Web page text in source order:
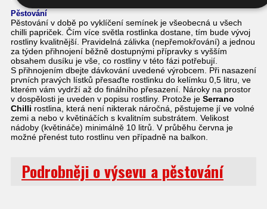
Pěstování
Pěstování v době po vyklíčení semínek je všeobecná u všech
chilli papriček. Čím více světla rostlinka dostane, tím bude vývoj
rostliny kvalitnější. Pravidelná zálivka (nepřemokřování) a jednou
za týden přihnojení běžně dostupnými přípravky s vyšším
obsahem dusíku je vše, co rostliny v této fázi potřebují.
S přihnojením dbejte dávkování uvedené výrobcem. Při nasazení
prvních pravých lístků přesaďte rostlinku do kelímku 0,5 litru, ve
kterém vám vydrží až do finálního přesazení. Nároky na prostor
v dospělosti je uveden v popisu rostliny. Protože je Serrano
Chilli rostlina, která není nikterak náročná, pěstujeme jí ve volné
zemi a nebo v květináčích s kvalitním substrátem. Velikost
nádoby (květináče) minimálně 10 litrů. V průběhu června je
možné přenést tuto rostlinu ven případně na balkon.
Podrobněji o výsevu a pěstování